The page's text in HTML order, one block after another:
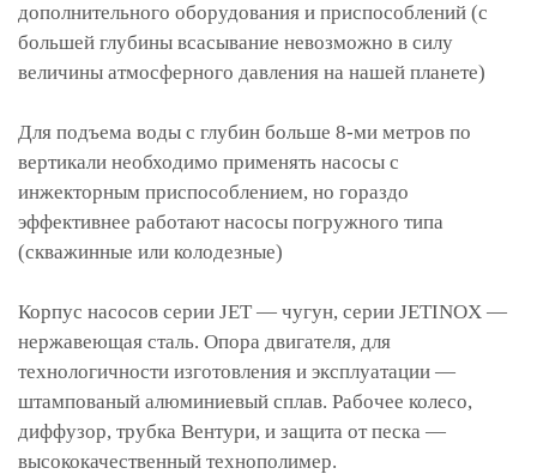
дополнительного оборудования и приспособлений (с
большей глубины всасывание невозможно в силу
величины атмосферного давления на нашей планете)
Для подъема воды с глубин больше 8-ми метров по
вертикали необходимо применять насосы с
инжекторным приспособлением, но гораздо
эффективнее работают насосы погружного типа
(скважинные или колодезные)
Корпус насосов серии JET — чугун, серии JETINOX —
нержавеющая сталь. Опора двигателя, для
технологичности изготовления и эксплуатации —
штампованый алюминиевый сплав. Рабочее колесо,
диффузор, трубка Вентури, и защита от песка —
высококачественный технополимер.